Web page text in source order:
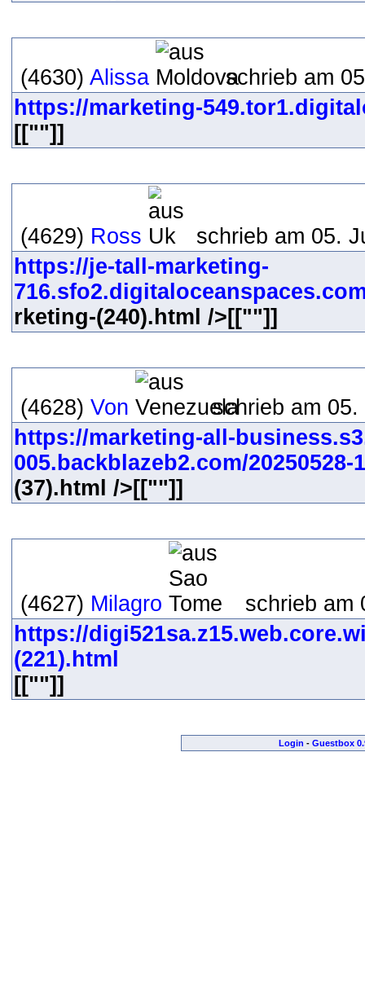
(4630) Alissa
schrieb am
https://marketing-
[[""]]
(4629) Ross
schrieb am 05.
https://je-tall-marketing-
rketing-(240).html />[[""]]
(4628) Von
schrieb am
https://marketing-all-
005.backblazeb2.com/20250528-
(37).html />[[""]]
(4627) Milagro
schrieb am
https://
(221).html
[[""]]
Login - Guestbox